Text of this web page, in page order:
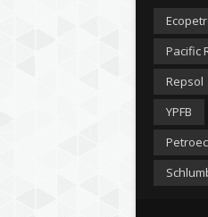
Pacific
Repsol
YPFB